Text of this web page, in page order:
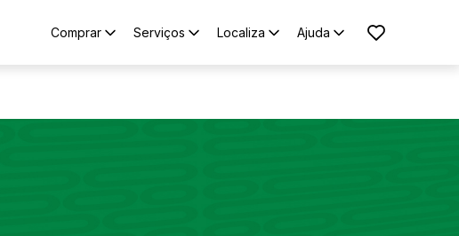
Comprar Serviços Localiza Ajuda